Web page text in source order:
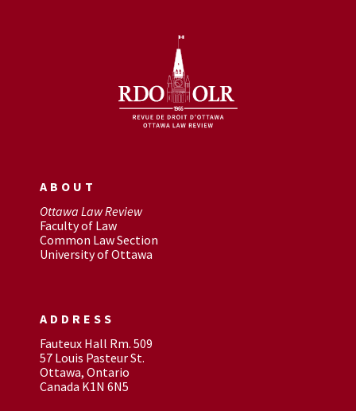
ABOUT
Ottawa Law Review
Faculty of Law
Common Law Section
University of Ottawa
ADDRESS
Fauteux Hall Rm. 509
57 Louis Pasteur St.
Ottawa, Ontario
Canada K1N 6N5